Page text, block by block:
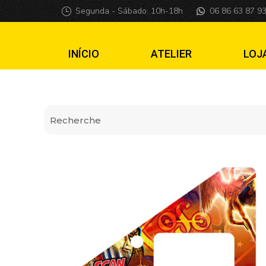
Insider pro Led
Segunda - Sábado: 10h-18h 06 86 63 87 93
INÍCIO ATELIER